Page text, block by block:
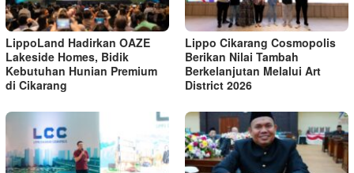
LippoLand Hadirkan OAZE
Lakeside Homes, Bidik
Kebutuhan Hunian Premium
di Cikarang
Lippo Cikarang Cosmopolis
Berikan Nilai Tambah
Berkelanjutan Melalui Art
District 2026